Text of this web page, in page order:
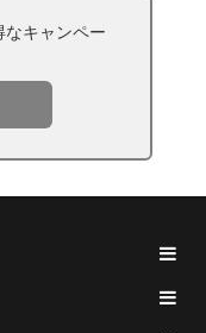
キャンペー